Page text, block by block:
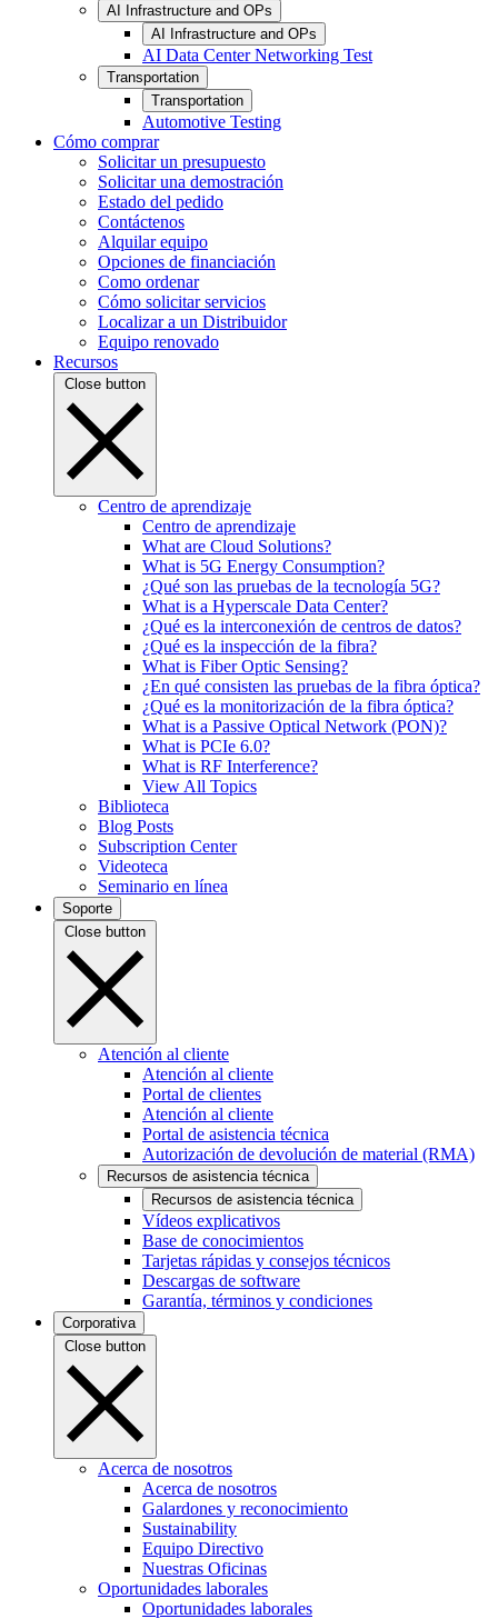
AI Infrastructure and OPs
AI Infrastructure and OPs
AI Data Center Networking Test
Transportation
Transportation
Automotive Testing
Cómo comprar
Solicitar un presupuesto
Solicitar una demostración
Estado del pedido
Contáctenos
Alquilar equipo
Opciones de financiación
Como ordenar
Cómo solicitar servicios
Localizar a un Distribuidor
Equipo renovado
Recursos
Close button
Centro de aprendizaje
Centro de aprendizaje
What are Cloud Solutions?
What is 5G Energy Consumption?
¿Qué son las pruebas de la tecnología 5G?
What is a Hyperscale Data Center?
¿Qué es la interconexión de centros de datos?
¿Qué es la inspección de la fibra?
What is Fiber Optic Sensing?
¿En qué consisten las pruebas de la fibra óptica?
¿Qué es la monitorización de la fibra óptica?
What is a Passive Optical Network (PON)?
What is PCIe 6.0?
What is RF Interference?
View All Topics
Biblioteca
Blog Posts
Subscription Center
Videoteca
Seminario en línea
Soporte
Close button
Atención al cliente
Atención al cliente
Portal de clientes
Atención al cliente
Portal de asistencia técnica
Autorización de devolución de material (RMA)
Recursos de asistencia técnica
Recursos de asistencia técnica
Vídeos explicativos
Base de conocimientos
Tarjetas rápidas y consejos técnicos
Descargas de software
Garantía, términos y condiciones
Corporativa
Close button
Acerca de nosotros
Acerca de nosotros
Galardones y reconocimiento
Sustainability
Equipo Directivo
Nuestras Oficinas
Oportunidades laborales
Oportunidades laborales